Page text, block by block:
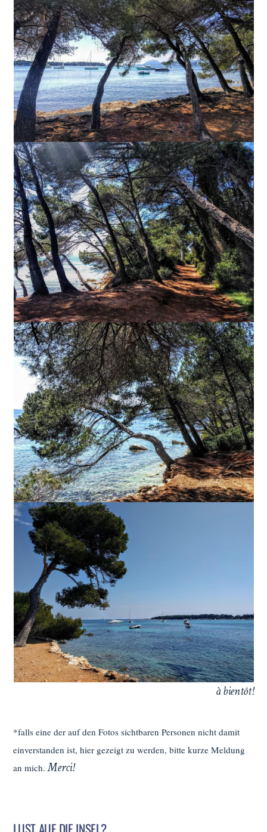
à bientôt!
*falls eine der auf den Fotos sichtbaren Personen nicht damit
einverstanden ist, hier gezeigt zu werden, bitte kurze Meldung
an mich.Merci!